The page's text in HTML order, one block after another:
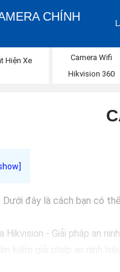
CHÍNH
Hiện Xe
Camera Wifi
Hikvision 360
Dưới đây là cách bạn có
Hikvision - Giải pháp an